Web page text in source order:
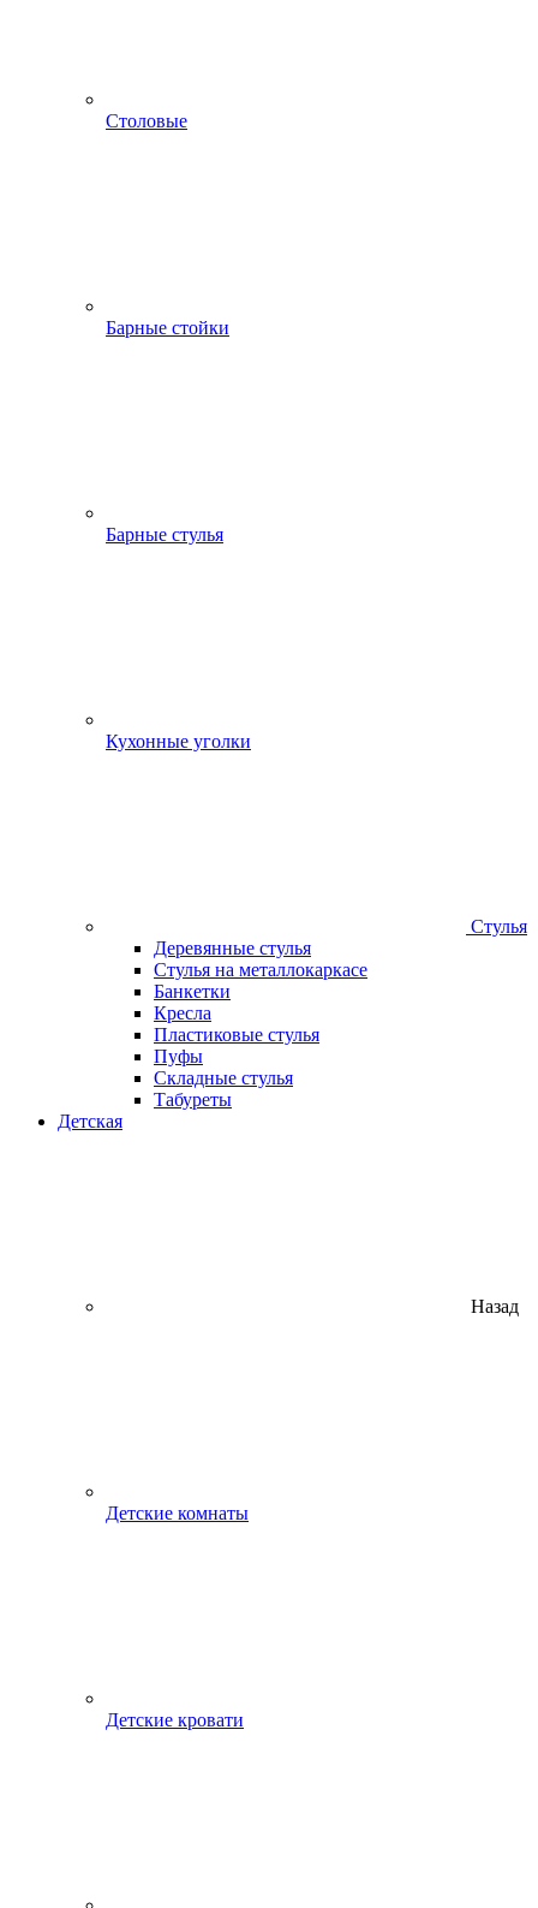
Столовые
Барные стойки
Барные стулья
Кухонные уголки
Стулья
Деревянные стулья
Стулья на металлокаркасе
Банкетки
Кресла
Пластиковые стулья
Пуфы
Складные стулья
Табуреты
Детская
Назад
Детские комнаты
Детские кровати